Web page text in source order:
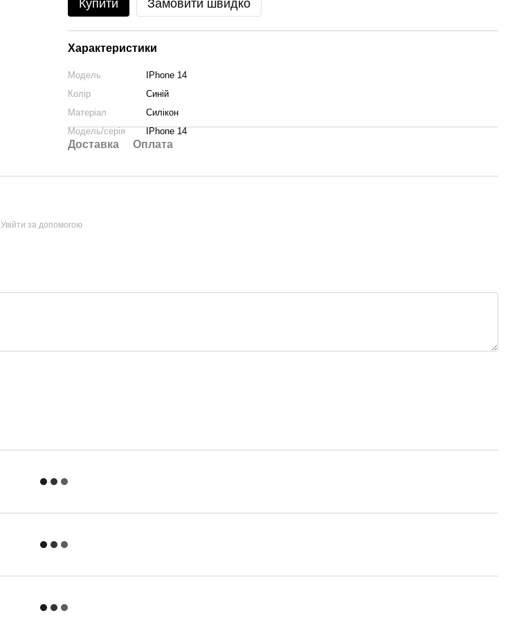
Купити Замовити швидко
Характеристики
Модель
IPhone 14
Колір
Синій
Матеріал
Силікон
Модель/серія
IPhone 14
Доставка Оплата
Увійти за допомогою